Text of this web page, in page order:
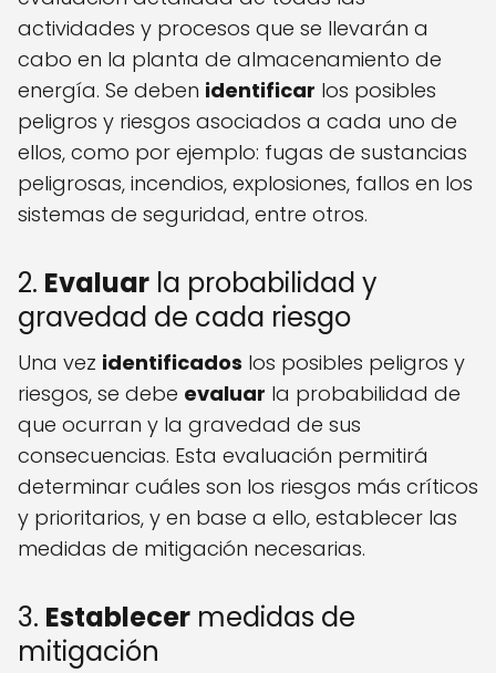
actividades y procesos que se llevarán a
cabo en la planta de almacenamiento de
energía. Se deben identificar los posibles
peligros y riesgos asociados a cada uno de
ellos, como por ejemplo: fugas de sustancias
peligrosas, incendios, explosiones, fallos en los
sistemas de seguridad, entre otros.
2. Evaluar la probabilidad y
gravedad de cada riesgo
Una vez identificados los posibles peligros y
riesgos, se debe evaluar la probabilidad de
que ocurran y la gravedad de sus
consecuencias. Esta evaluación permitirá
determinar cuáles son los riesgos más críticos
y prioritarios, y en base a ello, establecer las
medidas de mitigación necesarias.
3. Establecer medidas de
mitigación